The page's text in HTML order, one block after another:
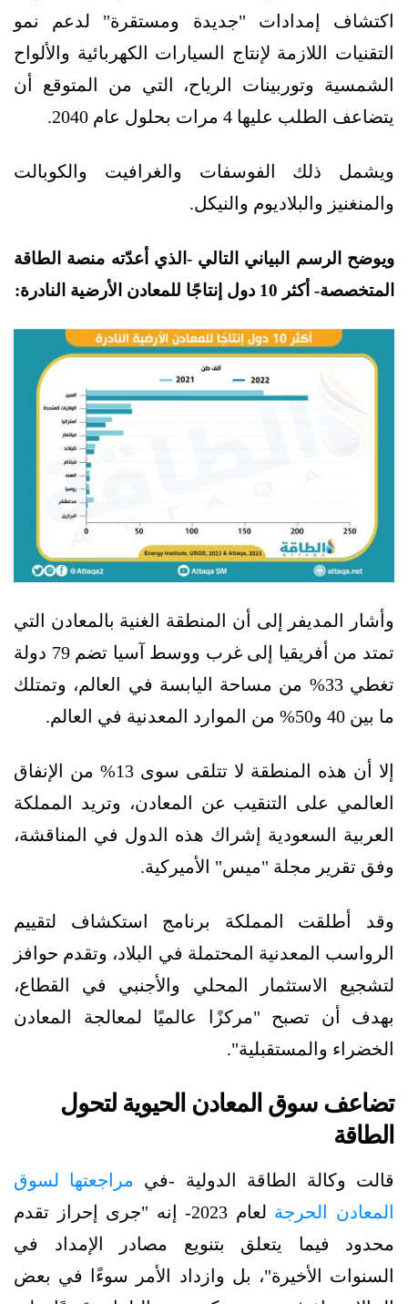
اكتشاف إمدادات "جديدة ومستقرة" لدعم نمو
التقنيات اللازمة لإنتاج السيارات الكهربائية والألواح
الشمسية وتوربينات الرياح، التي من المتوقع أن
يتضاعف الطلب عليها 4 مرات بحلول عام 2040.
ويشمل ذلك الفوسفات والغرافيت والكوبالت
والمنغنيز والبلاديوم والنيكل.
ويوضح الرسم البياني التالي -الذي أعدّته منصة الطاقة
المتخصصة- أكثر 10 دول إنتاجًا للمعادن الأرضية النادرة:
وأشار المديفر إلى أن المنطقة الغنية بالمعادن التي
تمتد من أفريقيا إلى غرب ووسط آسيا تضم 79 دولة
تغطي 33% من مساحة اليابسة في العالم، وتمتلك
ما بين 40 و50% من الموارد المعدنية في العالم.
إلا أن هذه المنطقة لا تتلقى سوى 13% من الإنفاق
العالمي على التنقيب عن المعادن، وتريد المملكة
العربية السعودية إشراك هذه الدول في المناقشة،
وفق تقرير مجلة "ميس" الأميركية.
وقد أطلقت المملكة برنامج استكشاف لتقييم
الرواسب المعدنية المحتملة في البلاد، وتقدم حوافز
لتشجيع الاستثمار المحلي والأجنبي في القطاع،
بهدف أن تصبح "مركزًا عالميًا لمعالجة المعادن
الخضراء والمستقبلية".
تضاعف سوق المعادن الحيوية لتحول
الطاقة
قالت وكالة الطاقة الدولية -في مراجعتها لسوق
المعادن الحرجة
لعام 2023- إنه "جرى إحراز تقدم
محدود فيما يتعلق بتنويع مصادر الإمداد في
السنوات الأخيرة"، بل وازداد الأمر سوءًا في بعض